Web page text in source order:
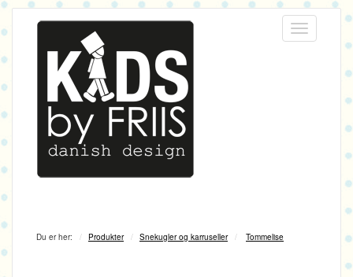
Menu
Du er her: Produkter Snekugler og karruseller Tommelise